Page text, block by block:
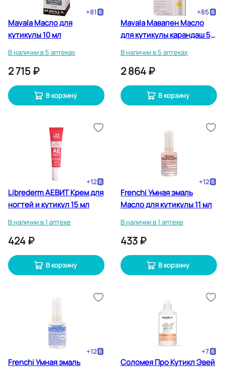
+81
Mavala Масло для
кутикулы 10 мл
В наличии в 5 аптеках
2 715 ₽
В корзину
+85
Mavala Мавапен Масло
для кутикулы карандаш 5
В наличии в 5 аптеках
2 864 ₽
В корзину
+12
Librederm АЕВИТ Крем для
ногтей и кутикул 15 мл
В наличии в 1 аптеке
424 ₽
В корзину
+12
Frenchi Умная эмаль
Масло для кутикулы 11 мл
В наличии в 1 аптеке
433 ₽
В корзину
+12
Frenchi Умная эмаль
+7
Соломея Про Кутикл Эвей